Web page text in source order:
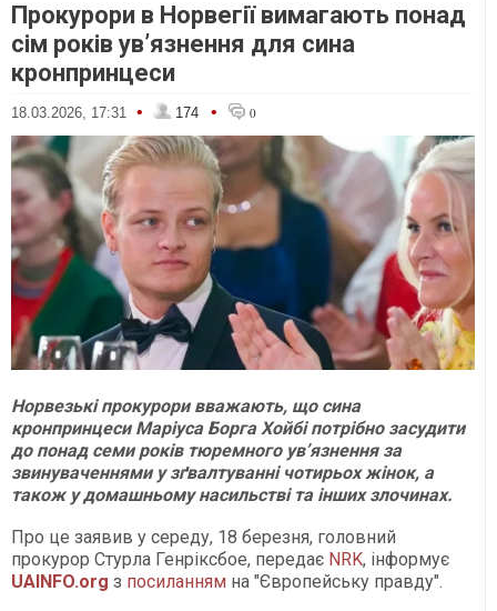
Прокурори в Норвегії вимагають понад
сім років ув’язнення для сина
кронпринцеси
18.03.2026, 17:31 • 174 • 0
Норвезькі прокурори вважають, що сина
кронпринцеси Маріуса Борга Хойбі потрібно засудити
до понад семи років тюремного ув’язнення за
звинуваченнями у зґвалтуванні чотирьох жінок, а
також у домашньому насильстві та інших злочинах.
Про це заявив у середу, 18 березня, головний
прокурор Стурла Генріксбое, передає NRK, інформує
UAINFO.org з посиланням на "Європейську правду".